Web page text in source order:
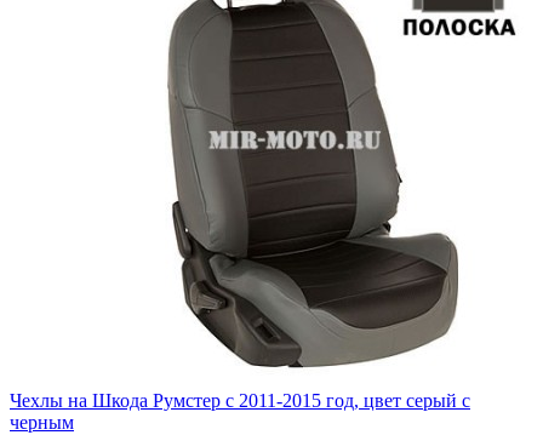
Чехлы на Шкода Румстер с 2011-2015 год, цвет серый с
черным